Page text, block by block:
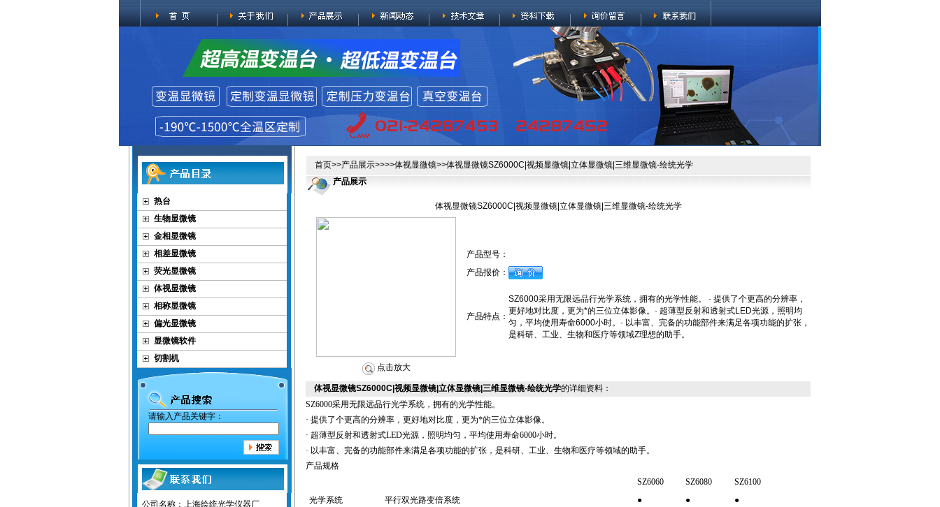
热台
生物显微镜
金相显微镜
相差显微镜
荧光显微镜
体视显微镜
相称显微镜
偏光显微镜
显微镜软件
切割机
请输入产品关键字：
公司名称：上海绘统光学仪器厂
首页>>产品展示>>>>体视显微镜>>体视显微镜SZ6000C|视频显微镜|立体显微镜|三维显微镜-绘统光学
产品展示
体视显微镜SZ6000C|视频显微镜|立体显微镜|三维显微镜-绘统光学
点击放大
产品型号：
产品报价：
产品特点：
SZ6000采用无限远品行光学系统，拥有的光学性能。 · 提供了个更高的分辨率，
更好地对比度，更为*的三位立体影像。· 超薄型反射和透射式LED光源，照明均
匀，平均使用寿命6000小时。· 以丰富、完备的功能部件来满足各项功能的扩张，
是科研、工业、生物和医疗等领域Z理想的助手。
体视显微镜SZ6000C|视频显微镜|立体显微镜|三维显微镜-绘统光学的详细资料：
SZ6000采用无限远品行光学系统，拥有的光学性能。
· 提供了个更高的分辨率，更好地对比度，更为*的三位立体影像。
· 超薄型反射和透射式LED光源，照明均匀，平均使用寿命6000小时。
· 以丰富、完备的功能部件来满足各项功能的扩张，是科研、工业、生物和医疗等领域的助手。
产品规格
SZ6060
SZ6080
SZ6100
光学系统
平行双光路变倍系统 ● ● ●